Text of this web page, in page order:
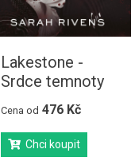
Lakestone -
Srdce temnoty
Cena od 476 Kč
Chci koupit